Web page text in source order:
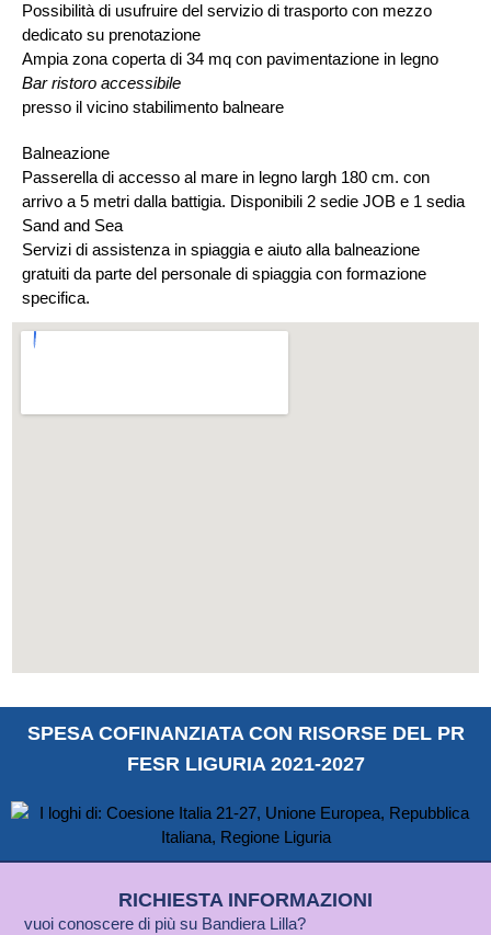
Possibilità di usufruire del servizio di trasporto con mezzo
dedicato su prenotazione
Ampia zona coperta di 34 mq con pavimentazione in legno
Bar ristoro accessibile
presso il vicino stabilimento balneare
Balneazione
Passerella di accesso al mare in legno largh 180 cm. con
arrivo a 5 metri dalla battigia. Disponibili 2 sedie JOB e 1 sedia
Sand and Sea
Servizi di assistenza in spiaggia e aiuto alla balneazione
gratuiti da parte del personale di spiaggia con formazione
specifica.
SPESA COFINANZIATA CON RISORSE DEL PR
FESR LIGURIA 2021-2027
RICHIESTA INFORMAZIONI
vuoi conoscere di più su Bandiera Lilla?